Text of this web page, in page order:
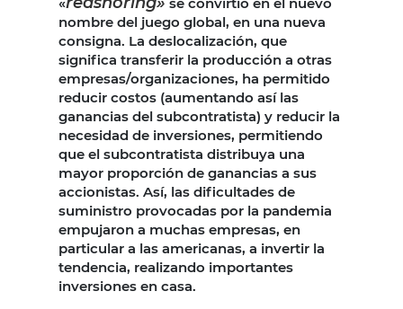
nombre del juego global, en una nueva
consigna. La deslocalización, que
significa transferir la producción a otras
empresas/organizaciones, ha permitido
reducir costos (aumentando así las
ganancias del subcontratista) y reducir la
necesidad de inversiones, permitiendo
que el subcontratista distribuya una
mayor proporción de ganancias a sus
accionistas. Así, las dificultades de
suministro provocadas por la pandemia
empujaron a muchas empresas, en
particular a las americanas, a invertir la
tendencia, realizando importantes
inversiones en casa.